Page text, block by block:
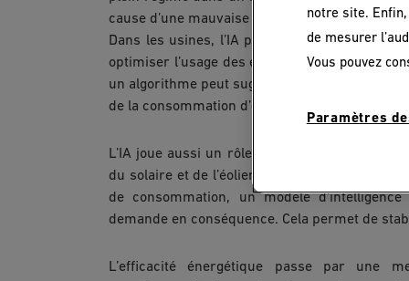
cause d’une mauvaise gestion des pics de
Dans les usines, l’IA peut par exemple
optimiser l’usage des équipements. Si une
un algorithme peut suggérer de la mettre en
de la consommation d’énergie, sans perte de
L’IA joue aussi un rôle clé dans l’intégration
du solaire et de l’éolien est leur
de consommation, un modèle
demande en conséquence. Cela permet de
L’efficacité énergétique passe par une
notre site.
de mesurer
Vous pouvez
Paramètres